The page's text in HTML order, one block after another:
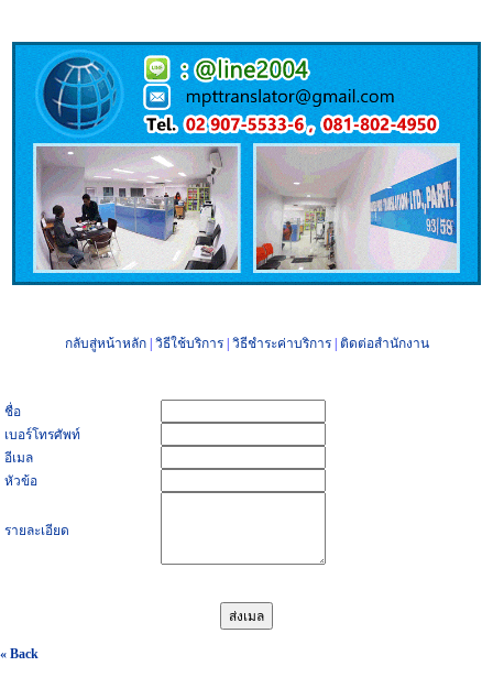
กลับสู่หน้าหลัก| วิธีใช้บริการ| วิธีชำระค่าบริการ| ติดต่อสำนักงาน
ชื่อ
เบอร์โทรศัพท์
อีเมล
หัวข้อ
รายละเอียด
« Back